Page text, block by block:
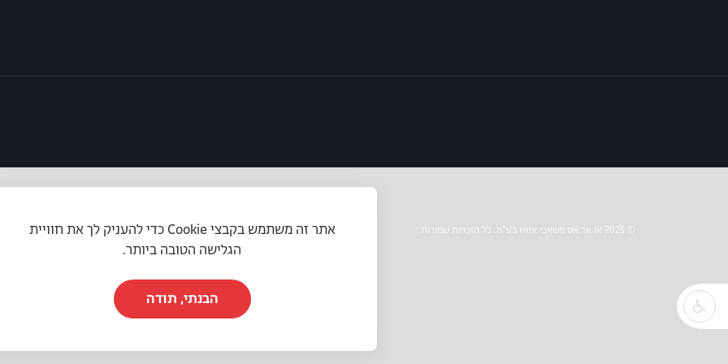
תקנון האתר | מדיניות פרטיות | הצהרת נגישות
אתר זה משתמש בקבצי Cookie כדי להעניק לך את חוויית
הגלישה הטובה ביותר.
הבנתי, תודה